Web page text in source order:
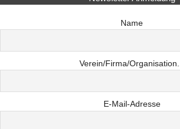
Name
Verein/Firma/Organisation...
E-Mail-Adresse